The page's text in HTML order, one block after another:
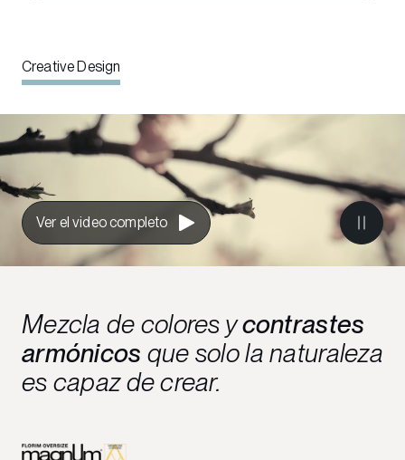
Creative Design
Ver el video completo
Mezcla de colores ycontrastes
armónicos que solo la naturaleza
es capaz de crear.